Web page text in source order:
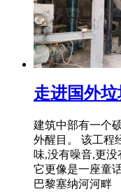
走进国外垃
建筑中部有一个
外醒目。 该工程
味,没有噪音,更
它更像是一座童
巴黎塞纳河河畔